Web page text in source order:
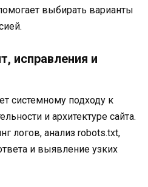
выбирать варианты
исправления и
системному подходу к
и архитектуре сайта.
логов, анализ robots.txt,
и выявление узких